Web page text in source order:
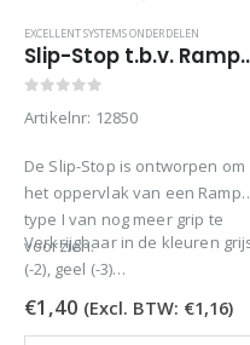
EXCELLENT SYSTEMS ONDERDELEN
Slip-Stop
Artikelnr: 12850
De Slip-Stop is ontworpen om
het oppervlak van een Ramp
type I van nog meer grip te
voorzien.
Verkrijgbaar in de kleuren
(-2), geel (-3)
Uitsluitend bruikbaar in…
€1,40 (Excl. BTW: €1,16)